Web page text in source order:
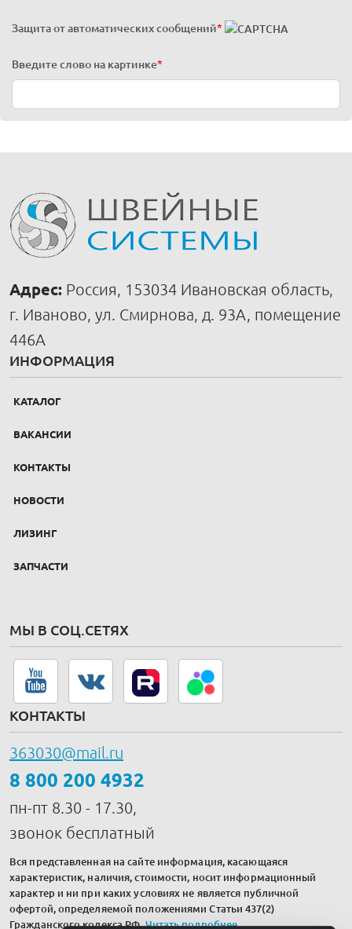
Защита от автоматических сообщений*
Введите слово на картинке*
Адрес: Россия, 153034 Ивановская область,
г. Иваново, ул. Смирнова, д. 93А, помещение
446А
ИНФОРМАЦИЯ
КАТАЛОГ
ВАКАНСИИ
КОНТАКТЫ
НОВОСТИ
ЛИЗИНГ
ЗАПЧАСТИ
МЫ В СОЦ.СЕТЯХ
КОНТАКТЫ
363030@mail.ru
8 800 200 4932
пн-пт 8.30 - 17.30,
звонок бесплатный
Вся представленная на сайте информация, касающаяся
характеристик, наличия, стоимости, носит информационный
характер и ни при каких условиях не является публичной
офертой, определяемой положениями Статьи 437(2)
Гражданского кодекса РФ.Читать подробнее.